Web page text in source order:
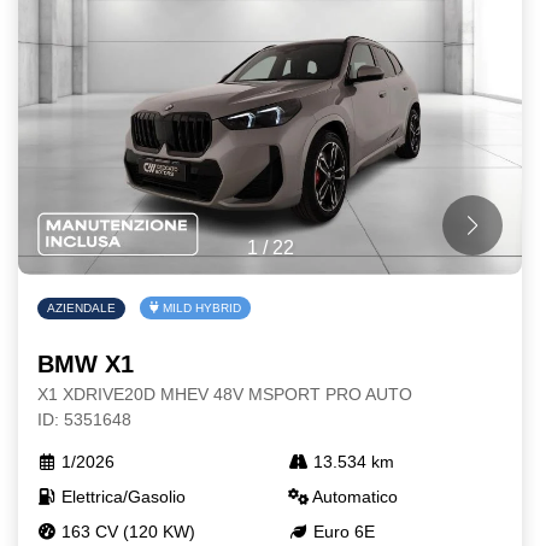
1 / 22
AZIENDALE MILD HYBRID
BMW X1
X1 XDRIVE20D MHEV 48V MSPORT PRO AUTO
ID: 5351648
1/2026
13.534 km
Elettrica/Gasolio
Automatico
163 CV (120 KW)
Euro 6E